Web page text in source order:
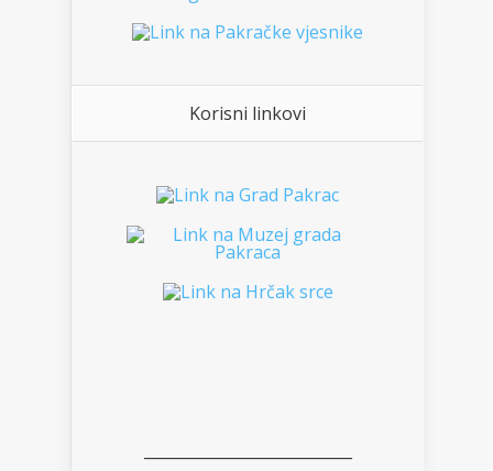
Korisni linkovi